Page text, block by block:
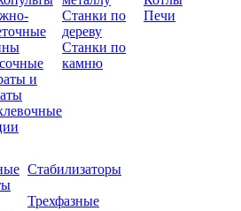
и
Станки по
дереву
Станки по
камню
Печи
Стабилизаторы
Трехфазные